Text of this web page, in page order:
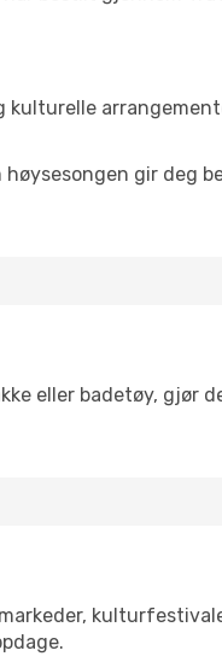
gir deg
eller badetøy, gjør